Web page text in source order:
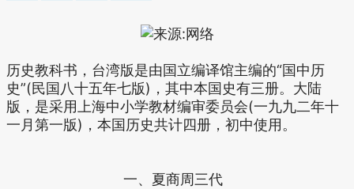
历史教科书，台湾版是由国立编译馆主编的“国中历
史”(民国八十五年七版)，其中本国史有三册。大陆
版，是采用上海中小学教材编审委员会(一九九二年十
一月第一版)，本国历史共计四册，初中使用。
一、夏商周三代